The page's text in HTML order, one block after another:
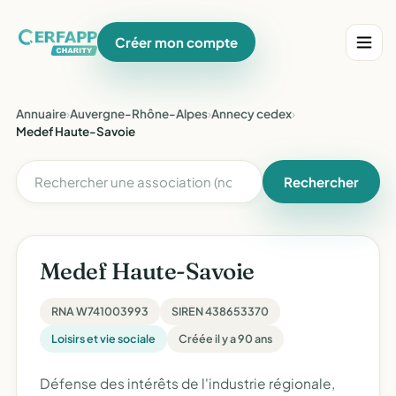
Créer mon compte
Annuaire›Auvergne-Rhône-Alpes›Annecy cedex›
Medef Haute-Savoie
Rechercher
Medef Haute-Savoie
RNA W741003993
SIREN 438653370
Loisirs et vie sociale
Créée il y a 90 ans
Défense des intérêts de l'industrie régionale,